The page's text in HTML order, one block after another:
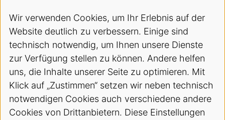
Wir verwenden Cookies, um Ihr Erlebnis auf der
Website deutlich zu verbessern. Einige sind
technisch notwendig, um Ihnen unsere Dienste
zur Verfügung stellen zu können. Andere helfen
uns, die Inhalte unserer Seite zu optimieren. Mit
Klick auf „Zustimmen“ setzen wir neben technisch
notwendigen Cookies auch verschiedene andere
Cookies von Drittanbietern. Diese Einstellungen